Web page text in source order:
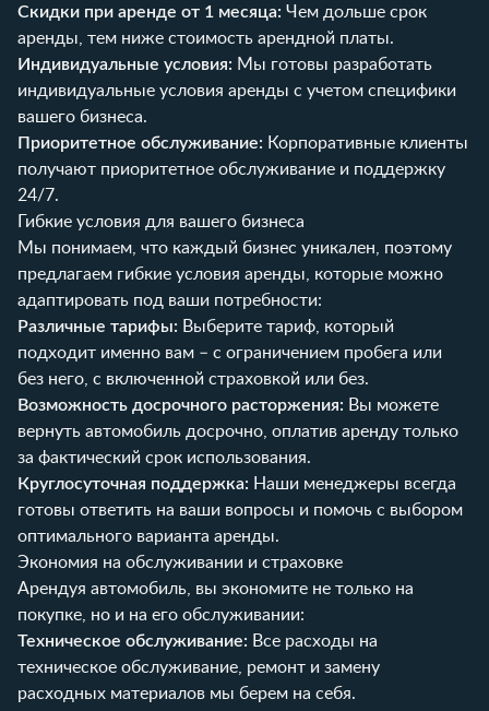
Скидки при аренде от 1 месяца: Чем дольше срок
аренды, тем ниже стоимость арендной платы.
Индивидуальные условия: Мы готовы разработать
индивидуальные условия аренды с учетом специфики
вашего бизнеса.
Приоритетное обслуживание: Корпоративные клиенты
получают приоритетное обслуживание и поддержку
24/7.
Гибкие условия для вашего бизнеса
Мы понимаем, что каждый бизнес уникален, поэтому
предлагаем гибкие условия аренды, которые можно
адаптировать под ваши потребности:
Различные тарифы: Выберите тариф, который
подходит именно вам – с ограничением пробега или
без него, с включенной страховкой или без.
Возможность досрочного расторжения: Вы можете
вернуть автомобиль досрочно, оплатив аренду только
за фактический срок использования.
Круглосуточная поддержка: Наши менеджеры всегда
готовы ответить на ваши вопросы и помочь с выбором
оптимального варианта аренды.
Экономия на обслуживании и страховке
Арендуя автомобиль, вы экономите не только на
покупке, но и на его обслуживании:
Техническое обслуживание: Все расходы на
техническое обслуживание, ремонт и замену
расходных материалов мы берем на себя.